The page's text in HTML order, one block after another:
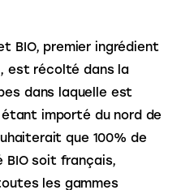
BIO, premier ingrédient
est récolté dans la
dans laquelle est
importé du nord de
que 100% de
BIO soit français,
les gammes